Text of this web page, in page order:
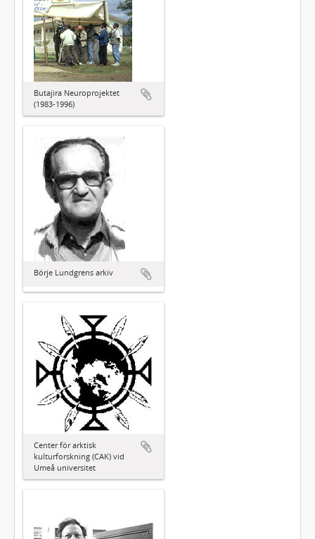
Butajira Neuroprojektet
(1983-1996)
Börje Lundgrens arkiv
Center för arktisk
kulturforskning (CAK) vid
Umeå universitet